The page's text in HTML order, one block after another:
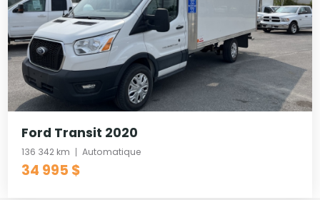
Ford Transit 2020
136 342 km Automatique
34 995 $